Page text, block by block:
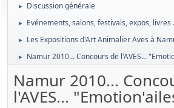
► Discussion générale
► Evénements, salons, festivals, expos, livres
► Les Expositions d'Art Animalier Aves à
► Namur 2010... Concours de l'AVES...
Namur 2010...
l'AVES...